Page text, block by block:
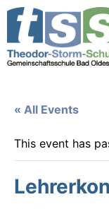
« All Events
This event has